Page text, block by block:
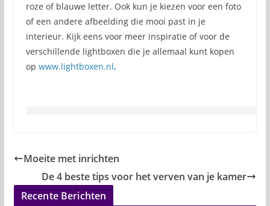
roze of blauwe letter. Ook kun je kiezen voor een foto
of een andere afbeelding die mooi past in je
interieur. Kijk eens voor meer inspiratie of voor de
verschillende lightboxen die je allemaal kunt kopen
op www.lightboxen.nl.
Moeite met inrichten
De 4 beste tips voor het verven van je kamer
Recente Berichten